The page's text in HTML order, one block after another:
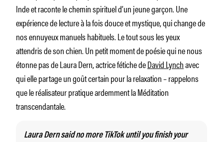
Inde et raconte le chemin spirituel d’un jeune garçon. Une
expérience de lecture à la fois douce et mystique, qui change de
nos ennuyeux manuels habituels. Le tout sous les yeux
attendris de son chien. Un petit moment de poésie qui ne nous
étonne pas de Laura Dern, actrice fétiche deDavid Lynchavec
qui elle partage un goût certain pour la relaxation – rappelons
que le réalisateur pratique ardemment la Méditation
transcendantale.
Laura Dern said no more TikTok until you finish your